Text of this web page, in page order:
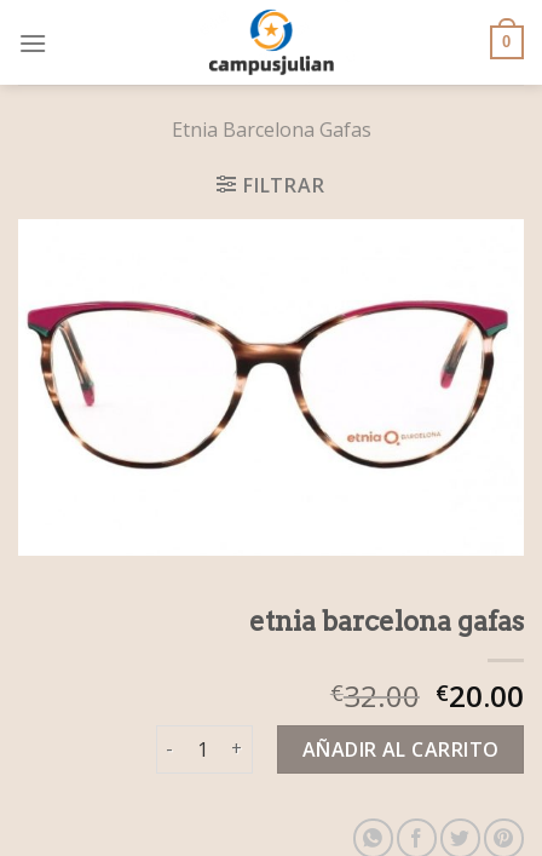
0
Etnia Barcelona Gafas
FILTRAR
etnia barcelona gafas
€32.00 €20.00
etnia barcelona gafas cantidad
AÑADIR AL CARRITO